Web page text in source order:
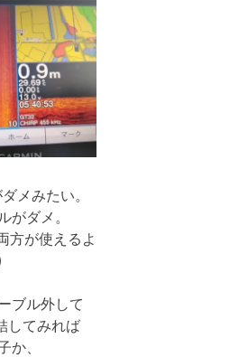
メみたい。
がダメ。
方が使えるよ
ブル外して
してみれば
か、